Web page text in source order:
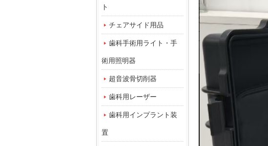
ト
チェアサイド用品
歯科手術用ライト・手
術用照明器
超音波骨切削器
歯科用レーザー
歯科用インプラント装
置